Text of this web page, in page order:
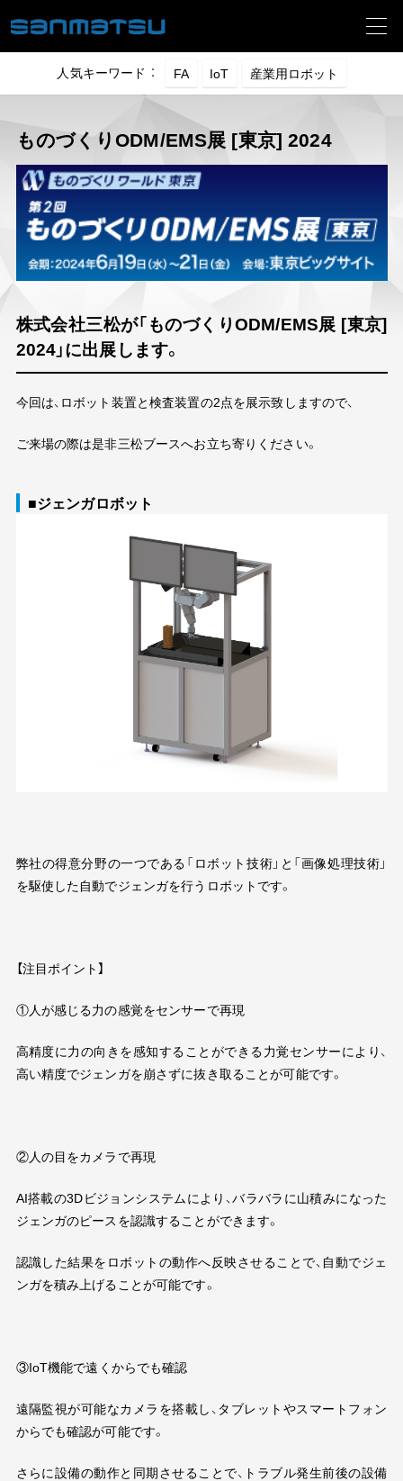
納入事例
技術動画
人気キーワード ：
ものづくりODM/EMS展 [東京] 2024
株式会社三松が「ものづくりODM/EMS展 [東京]
2024」に出展します。
今回は、ロボット装置と検査装置の2点を展示致しますので、
ご来場の際は是非三松ブースへお立ち寄りください。
■ジェンガロボット
弊社の得意分野の一つである「ロボット技術」と「画像処理技術」
を駆使した自動でジェンガを行うロボットです。
【注目ポイント】
①人が感じる力の感覚をセンサーで再現
高精度に力の向きを感知することができる力覚センサーにより、
高い精度でジェンガを崩さずに抜き取ることが可能です。
②人の目をカメラで再現
AI搭載の3Dビジョンシステムにより、バラバラに山積みになった
ジェンガのピースを認識することができます。
認識した結果をロボットの動作へ反映させることで、自動でジェ
ンガを積み上げることが可能です。
③IoT機能で遠くからでも確認
遠隔監視が可能なカメラを搭載し、タブレットやスマートフォン
からでも確認が可能です。
さらに設備の動作と同期させることで、トラブル発生前後の設備